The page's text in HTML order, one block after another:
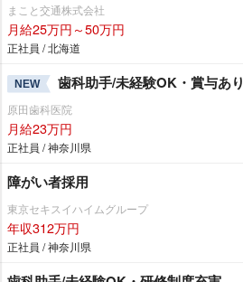
まこと交通株式会社
月給25万円～50万円
正社員 / 北海道
NEW 歯科助手/未経験OK・賞与あり
原田歯科医院
月給23万円
正社員 / 神奈川県
障がい者採用
東京セキスイハイムグループ
年収312万円
正社員 / 神奈川県